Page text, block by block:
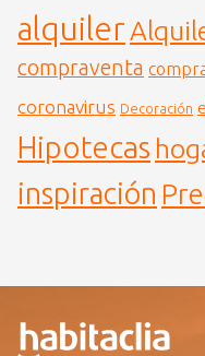
alquiler
compraventa
coronavirus Decoración
Hipotecas
inspiración